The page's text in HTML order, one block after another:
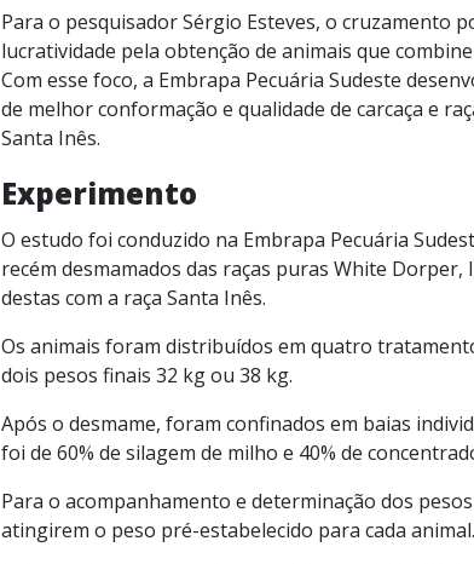
Para o pesquisador Sérgio Esteves, o
lucratividade pela obtenção de animais que
Com esse foco, a Embrapa Pecuária Sudeste
de melhor conformação e qualidade de carcaça e
Santa Inês.
Experimento
O estudo foi conduzido na Embrapa Pecuária
recém desmamados das raças puras White
destas com a raça Santa Inês.
Os animais foram distribuídos em quatro
dois pesos finais 32 kg ou 38 kg.
Após o desmame, foram confinados em baias
foi de 60% de silagem de milho e 40% de
Para o acompanhamento e determinação dos
atingirem o peso pré-estabelecido para cada animal.